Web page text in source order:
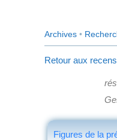
Archives •
Retour aux
Figures de la